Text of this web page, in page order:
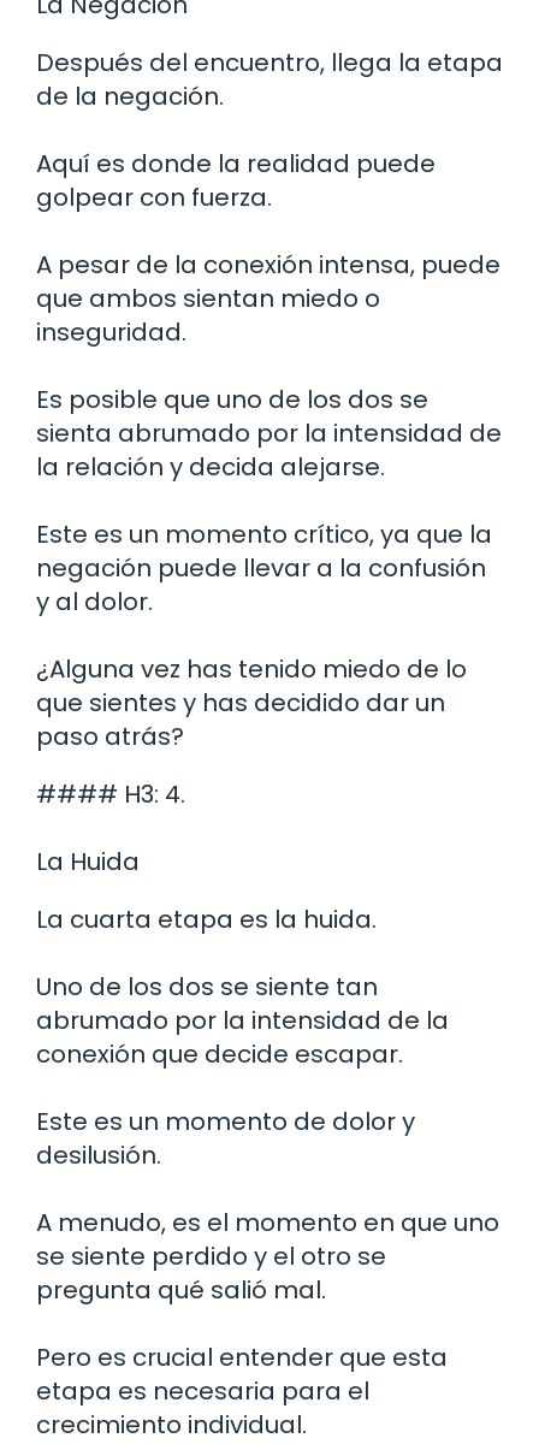
Después del encuentro, llega la etapa
de la negación.
Aquí es donde la realidad puede
golpear con fuerza.
A pesar de la conexión intensa, puede
que ambos sientan miedo o
inseguridad.
Es posible que uno de los dos se
sienta abrumado por la intensidad de
la relación y decida alejarse.
Este es un momento crítico, ya que la
negación puede llevar a la confusión
y al dolor.
¿Alguna vez has tenido miedo de lo
que sientes y has decidido dar un
paso atrás?
#### H3: 4.
La Huida
La cuarta etapa es la huida.
Uno de los dos se siente tan
abrumado por la intensidad de la
conexión que decide escapar.
Este es un momento de dolor y
desilusión.
A menudo, es el momento en que uno
se siente perdido y el otro se
pregunta qué salió mal.
Pero es crucial entender que esta
etapa es necesaria para el
crecimiento individual.